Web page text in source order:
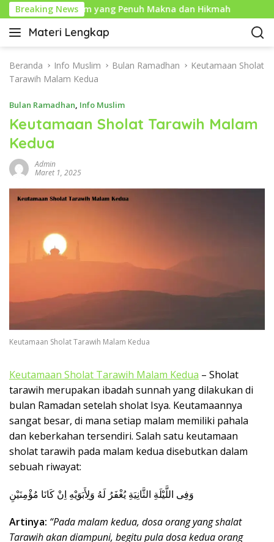
a
Breaking News
Baru Islam yang Penuh Makna dan Hikmah
Materi Lengkap
I
f
o
e
n
d
i
i
k
a
Beranda Info Muslim Bulan Ramadhan
Keutamaan Sholat
Tarawih Malam Kedua
Bulan Ramadhan, Info Muslim
Keutamaan Sholat Tarawih Malam
Kedua
Admin
Maret 1, 2025
Keutamaan Sholat Tarawih Malam Kedua
Keutamaan Sholat Tarawih Malam Kedua – Sholat
tarawih merupakan ibadah sunnah yang dilakukan di
bulan Ramadan setelah sholat Isya. Keutamaannya
sangat besar, di mana setiap malam memiliki pahala
dan keberkahan tersendiri. Salah satu keutamaan
sholat tarawih pada malam kedua disebutkan dalam
sebuah riwayat:
وَفِى اللَّيْلَةِ الثَّانِيَةِ يُغْفَرُ لَهُ وَلِأَبَوَيْهِ اِنْ كَانَا مُؤْمِنَيْنِ
Artinya: “Pada malam kedua, dosa orang yang shalat
Tarawih akan diampuni, begitu pula dosa kedua orang